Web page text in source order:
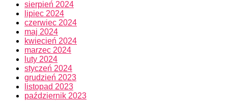
sierpień 2024
lipiec 2024
czerwiec 2024
maj 2024
kwiecień 2024
marzec 2024
luty 2024
styczeń 2024
grudzień 2023
listopad 2023
październik 2023